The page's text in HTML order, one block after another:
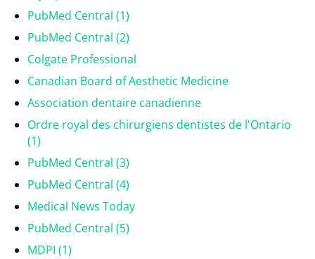
PubMed Central (1)
PubMed Central (2)
Colgate Professional
Canadian Board of Aesthetic Medicine
Association dentaire canadienne
Ordre royal des chirurgiens dentistes de l'Ontario
(1)
PubMed Central (3)
PubMed Central (4)
Medical News Today
PubMed Central (5)
MDPI (1)